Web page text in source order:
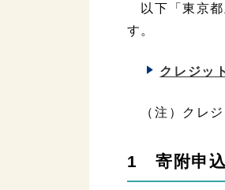
以下「東京都
す。
クレジッ
（注）クレジ
1 寄附申